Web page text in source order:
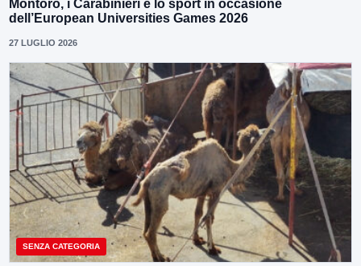
Montoro, i Carabinieri e lo sport in occasione
dell’European Universities Games 2026
27 LUGLIO 2026
SENZA CATEGORIA